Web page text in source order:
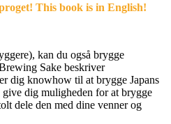
This book is in English!
kan du også brygge
Sake beskriver
dig knowhow til at brygge Japans
dig muligheden for at brygge
dele den med dine venner og